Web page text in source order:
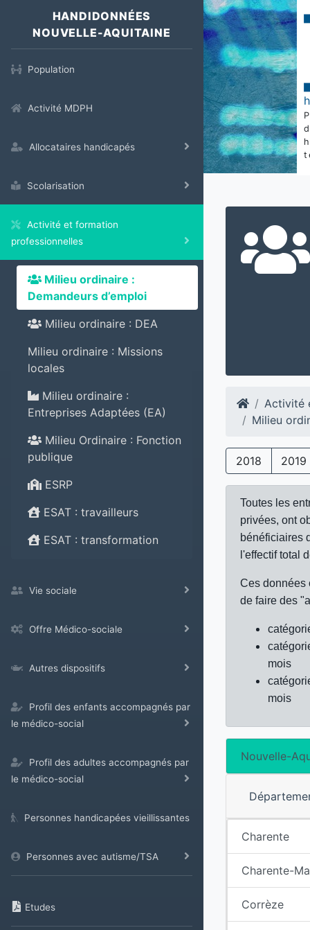
HANDIDONNÉES
NOUVELLE-AQUITAINE
Population
Activité MDPH
Allocataires handicapés
Scolarisation
Activité et formation
professionnelles
Milieu ordinaire :
Demandeurs d’emploi
Milieu ordinaire : DEA
Milieu ordinaire : Missions
locales
Milieu ordinaire :
Entreprises Adaptées (EA)
Milieu Ordinaire : Fonction
publique
ESRP
ESAT : travailleurs
ESAT : transformation
Vie sociale
Offre Médico-sociale
Autres dispositifs
Profil des enfants accompagnés par
le médico-social
Profil des adultes accompagnés par
le médico-social
Personnes handicapées vieillissantes
Personnes avec autisme/TSA
Etudes
Activité
Milieu
2018 2019
Toutes les
privées, ont
bénéficiaires
l'effectif total
Ces données
de faire des
mois
mois
Nouvelle-
Charente
Charente-
Corrèze